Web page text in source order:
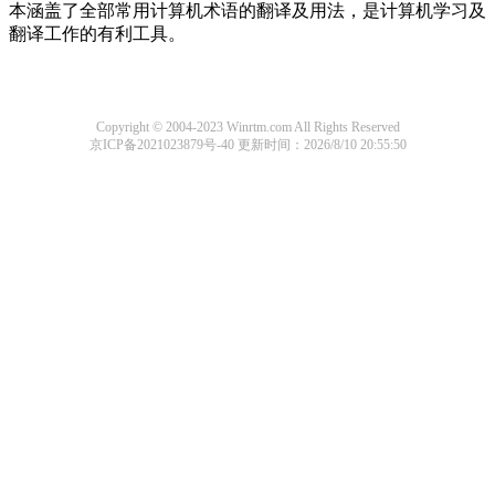
本涵盖了全部常用计算机术语的翻译及用法，是计算机学习及
翻译工作的有利工具。
Copyright © 2004-2023 Winrtm.com All Rights Reserved
京ICP备2021023879号-40 更新时间：2026/8/10 20:55:50